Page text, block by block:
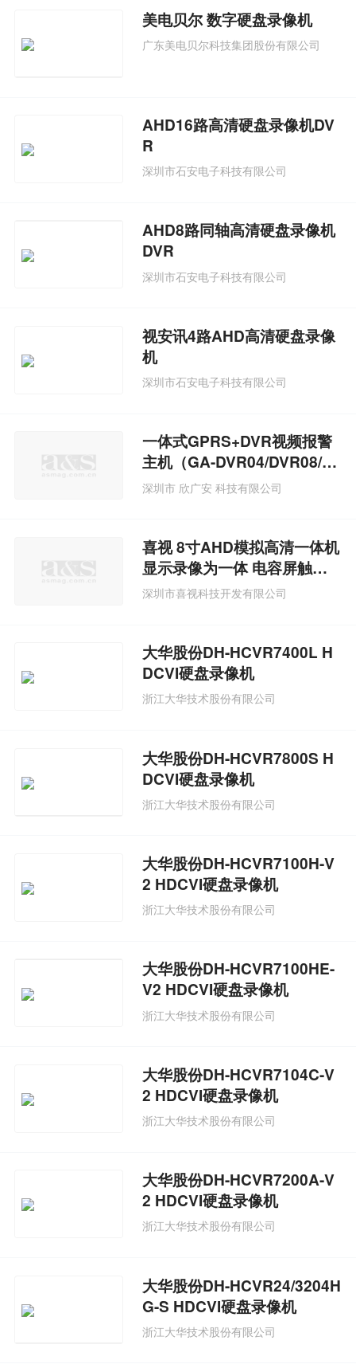
美电贝尔 数字硬盘录像机
广东美电贝尔科技集团股份有限公司
AHD16路高清硬盘录像机DV
R
深圳市石安电子科技有限公司
AHD8路同轴高清硬盘录像机
DVR
深圳市石安电子科技有限公司
视安讯4路AHD高清硬盘录像
机
深圳市石安电子科技有限公司
一体式GPRS+DVR视频报警
主机（GA-DVR04/DVR08/D
VR16-GPRS）
深圳市 欣广安 科技有限公司
喜视 8寸AHD模拟高清一体机
显示录像为一体 电容屏触摸
操
深圳市喜视科技开发有限公司
大华股份DH-HCVR7400L H
DCVI硬盘录像机
浙江大华技术股份有限公司
大华股份DH-HCVR7800S H
DCVI硬盘录像机
浙江大华技术股份有限公司
大华股份DH-HCVR7100H-V
2 HDCVI硬盘录像机
浙江大华技术股份有限公司
大华股份DH-HCVR7100HE-
V2 HDCVI硬盘录像机
浙江大华技术股份有限公司
大华股份DH-HCVR7104C-V
2 HDCVI硬盘录像机
浙江大华技术股份有限公司
大华股份DH-HCVR7200A-V
2 HDCVI硬盘录像机
浙江大华技术股份有限公司
大华股份DH-HCVR24/3204H
G-S HDCVI硬盘录像机
浙江大华技术股份有限公司